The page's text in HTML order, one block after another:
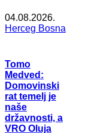
04.08.2026.
Herceg Bosna
Tomo
Medved:
Domovinski
rat temelj je
naše
državnosti, a
VRO Oluja